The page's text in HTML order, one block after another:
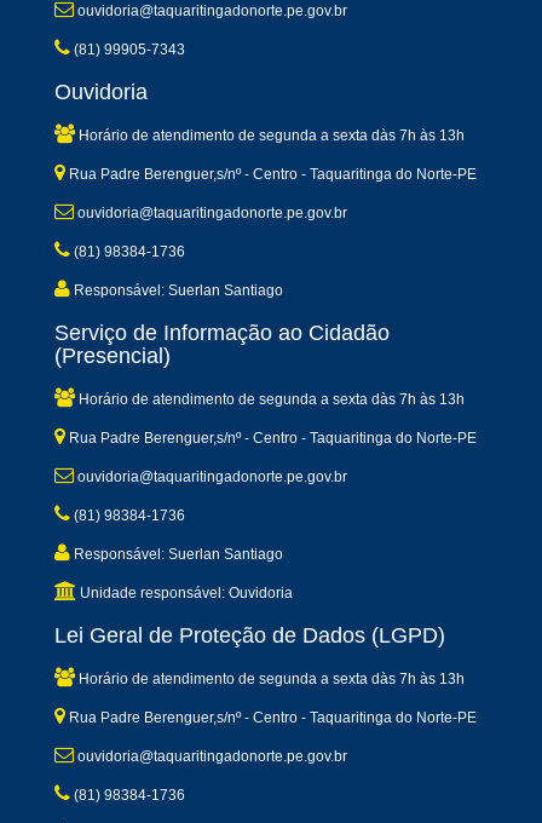
ouvidoria@taquaritingadonorte.pe.gov.br
(81) 99905-7343
Ouvidoria
Horário de atendimento de segunda a sexta dàs 7h às 13h
Rua Padre Berenguer,s/nº - Centro - Taquaritinga do Norte-PE
ouvidoria@taquaritingadonorte.pe.gov.br
(81) 98384-1736
Responsável: Suerlan Santiago
Serviço de Informação ao Cidadão
(Presencial)
Horário de atendimento de segunda a sexta dàs 7h às 13h
Rua Padre Berenguer,s/nº - Centro - Taquaritinga do Norte-PE
ouvidoria@taquaritingadonorte.pe.gov.br
(81) 98384-1736
Responsável: Suerlan Santiago
Unidade responsável: Ouvidoria
Lei Geral de Proteção de Dados (LGPD)
Horário de atendimento de segunda a sexta dàs 7h às 13h
Rua Padre Berenguer,s/nº - Centro - Taquaritinga do Norte-PE
ouvidoria@taquaritingadonorte.pe.gov.br
(81) 98384-1736